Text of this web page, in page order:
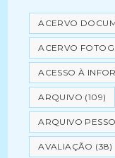
ACERVO
ACERVO
ACESSO À
ARQUIVO (109)
ARQUIVO
AVALIAÇÃO (38)